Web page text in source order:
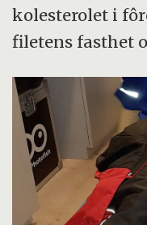
kolesterolet i
filetens fasthet